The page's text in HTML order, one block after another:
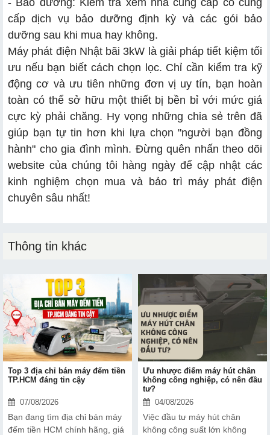
- Bảo dưỡng: Kiểm tra xem nhà cung cấp có cung
cấp dịch vụ bảo dưỡng định kỳ và các gói bảo
dưỡng sau khi mua hay không.
Máy phát điện Nhật bãi 3kW là giải pháp tiết kiệm tối
ưu nếu bạn biết cách chọn lọc. Chỉ cần kiểm tra kỹ
động cơ và ưu tiên những đơn vị uy tín, bạn hoàn
toàn có thể sở hữu một thiết bị bền bỉ với mức giá
cực kỳ phải chăng. Hy vọng những chia sẻ trên đã
giúp bạn tự tin hơn khi lựa chọn "người bạn đồng
hành" cho gia đình mình. Đừng quên nhấn theo dõi
website của chúng tôi hàng ngày để cập nhật các
kinh nghiệm chọn mua và bảo trì máy phát điện
chuyên sâu nhất!
Thông tin khác
Top 3 địa chỉ bán máy đếm tiền
TP.HCM đáng tin cậy
07/08/2026
Bạn đang tìm địa chỉ bán máy
đếm tiền HCM chính hãng, giá
Ưu nhược điểm máy hút chân
không công nghiệp, có nên đầu
tư?
04/08/2026
Việc đầu tư máy hút chân
không công suất lớn không